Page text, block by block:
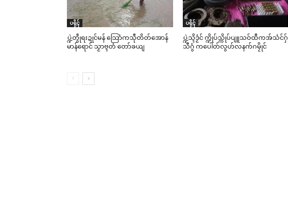
ပရိုၚ်
ပ္ဍဲတွဵုရးဍုင်မန် သြောံကသီုတိတ်အောန်
မာန်ရောင် သၟာဗ္ၚတံ တော်ခယျ
ပရိုၚ်
ပ္ဍဲသ္ၚိဒၟံင် က္ဍိုပ်သ္ကိုပ်ပျူသဝ်ထဳကအ်သံင်ဂှ်
သီဂွံ ကပေါတ်လွဟ်လနက်ဂမၠိုင်